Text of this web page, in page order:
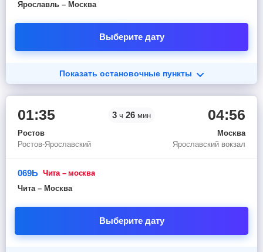
Ярославль – Москва
Выберите дату
Показать остановочные пункты
01:35
Ростов
Ростов-Ярославский
3 ч 26 мин 04:56
Москва
Ярославский вокзал
069Ь
чита – москва
Чита – Москва
Выберите дату